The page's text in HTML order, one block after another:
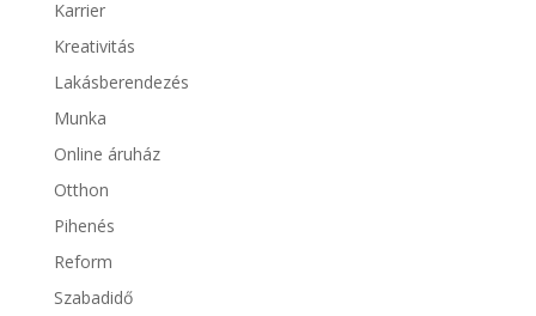
Karrier
Kreativitás
Lakásberendezés
Munka
Online áruház
Otthon
Pihenés
Reform
Szabadidő